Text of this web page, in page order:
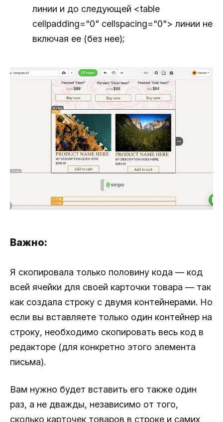
линии и до следующей <table
cellpadding="0" cellspacing="0"> линии не
включая ее (без нее);
Важно:
Я скопировала только половину кода — код
всей ячейки для своей карточки товара — так
как создала строку с двумя контейнерами. Но
если вы вставляете только один контейнер на
строку, необходимо скопировать весь код в
редакторе (для конкретно этого элемента
письма).
Вам нужно будет вставить его также один
раз, а не дважды, независимо от того,
сколько карточек товаров в строке и самих